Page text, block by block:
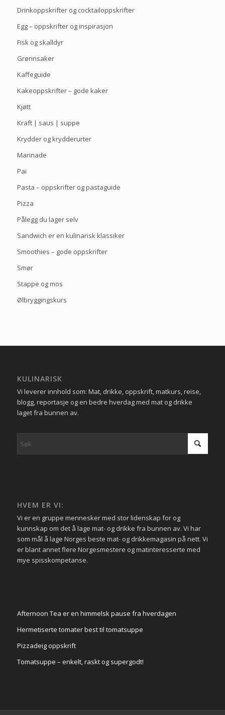
Drinkoppskrifter og cocktailoppskrifter
Egg – oppskrifter og inspirasjon
Fisk og skalldyr
Grønnsaker
Kaffeguide
Kakeoppskrifter – gode kaker
Kjøtt
Kraft | saus | suppe
Krydder og krydderurter
Marinade
Pai
Pasta – oppskrifter og pastaguide
Pizza
Pålegg du lager selv
Sandwich er en kulinarisk klassiker
Smoothies – gode oppskrifter
Smør
Stappe og mos
Ølbryggingskurs
KULINARISK
Vi leverer innhold som: Mat, drikke, oppskrift, matkurs, reise,
blogg, reportasje og en bedre hverdag med mat og drikke
laget fra bunnen av.
HVEM ER VI:
Vi er en gruppe mennesker med stor lidenskap for og
kunnskap om det å lage mat- og drikke fra bunnen av. Vi har
som mål å lage Norges beste mat- og drikkemagasin på nett. Vi
er blant annet flere Norgesmestere og matinteresserte med
mye spisskompetanse.
Afternoon Tea er en himmelsk pause fra hverdagen
Hermetiserte tomater best til tomatsuppe
Pizzadeig oppskrift
Tomatsuppe – enkelt, raskt og supergodt!